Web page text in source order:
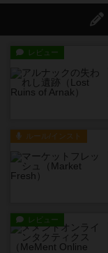
レビュー
ルール/インスト
レビュー